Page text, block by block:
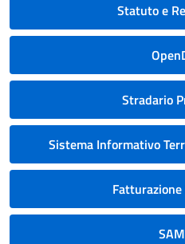
Statuto e
Stradario
Sistema Informativo